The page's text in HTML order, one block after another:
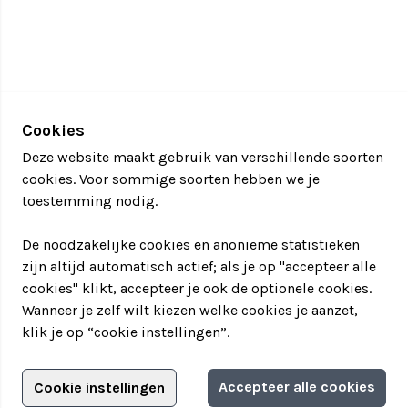
• Te spelen op locatie in Scheveningen, onder de rook
van Den Haag
• Verdient jouw team het meeste geld om het Wie is
de verrader dinerspel in Scheveningen te winnen?
Informatie aanvragen
Adverteren?
Cookies
Deze website maakt gebruik van verschillende soorten
cookies. Voor sommige soorten hebben we je
toestemming nodig.
De noodzakelijke cookies en anonieme statistieken
zijn altijd automatisch actief; als je op "accepteer alle
cookies" klikt, accepteer je ook de optionele cookies.
Wanneer je zelf wilt kiezen welke cookies je aanzet,
klik je op “cookie instellingen”.
Cookie instellingen Accepteer alle cookies